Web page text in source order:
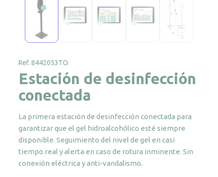
Ref. 8442053TO
Estación de desinfección
conectada
La primera estación de desinfección conectada para
garantizar que el gel hidroalcohólico esté siempre
disponible. Seguimiento del nivel de gel en casi
tiempo real y alerta en caso de rotura inminente. Sin
conexión eléctrica y anti-vandalismo.